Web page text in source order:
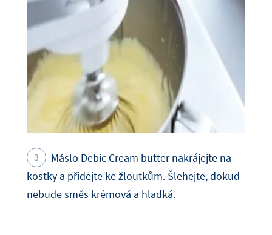
Máslo Debic Cream butter nakrájejte na
kostky a přidejte ke žloutkům. Šlehejte, dokud
nebude směs krémová a hladká.